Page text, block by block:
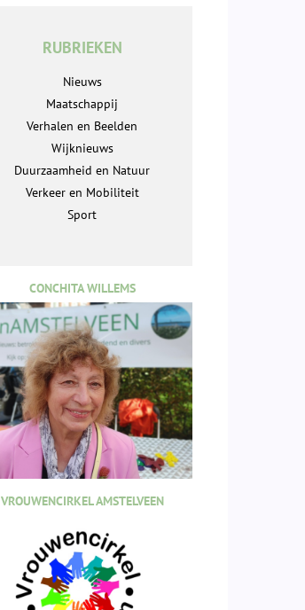
RUBRIEKEN
Nieuws
Maatschappij
Verhalen en Beelden
Wijknieuws
Duurzaamheid en Natuur
Verkeer en Mobiliteit
Sport
CONCHITA WILLEMS
VROUWENCIRKEL AMSTELVEEN